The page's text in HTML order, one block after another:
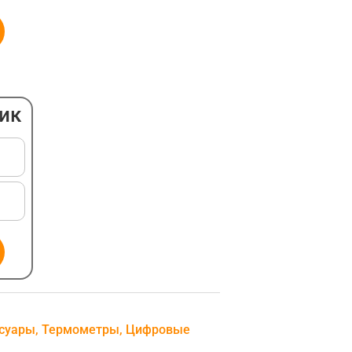
, Термометры, Цифровые